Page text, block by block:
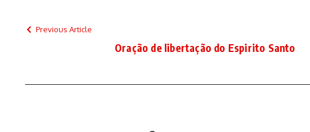
Previous Article
Oração de libertação do Espirito Santo